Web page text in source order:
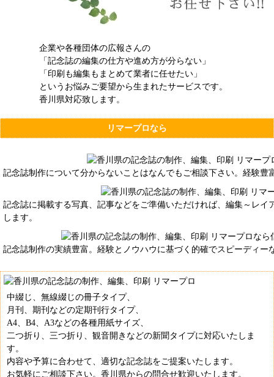
企業や各種団体の広報さんの
「記念誌の編集の仕方や進め方が分らない」
「印刷も編集もまとめて業者に任せたい」
というお悩みご要望から生まれたサービスです。
香川県対応致します。
リマープロなら
記念誌制作について分からないことはなんでもご相談下さい。経験豊
記念誌に掲載する写真、記事などをご準備いただければ、編集～レイ
します。
記念誌制作の実績豊富。経験とノウハウに基づく的確でスピーディー
中綴じ、無線綴じの冊子タイプ、
月刊、期刊などの定期刊行タイプ、
A4、B4、A3などの各種用紙サイズ、
二つ折り、三つ折り、観音開きなどの新聞タイプに対応いたしま
す。
内容や予算に合わせて、適切な記念誌をご提案いたします。
お気軽にご相談下さい。香川県からの問合せ歓迎いたします。